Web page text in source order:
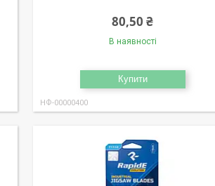
80,50 ₴
В наявності
Купити
НФ-00000400